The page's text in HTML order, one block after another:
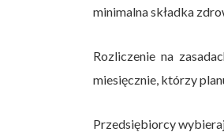
minimalna składka
Rozliczenie na
miesięcznie, którzy
Przedsiębiorcy